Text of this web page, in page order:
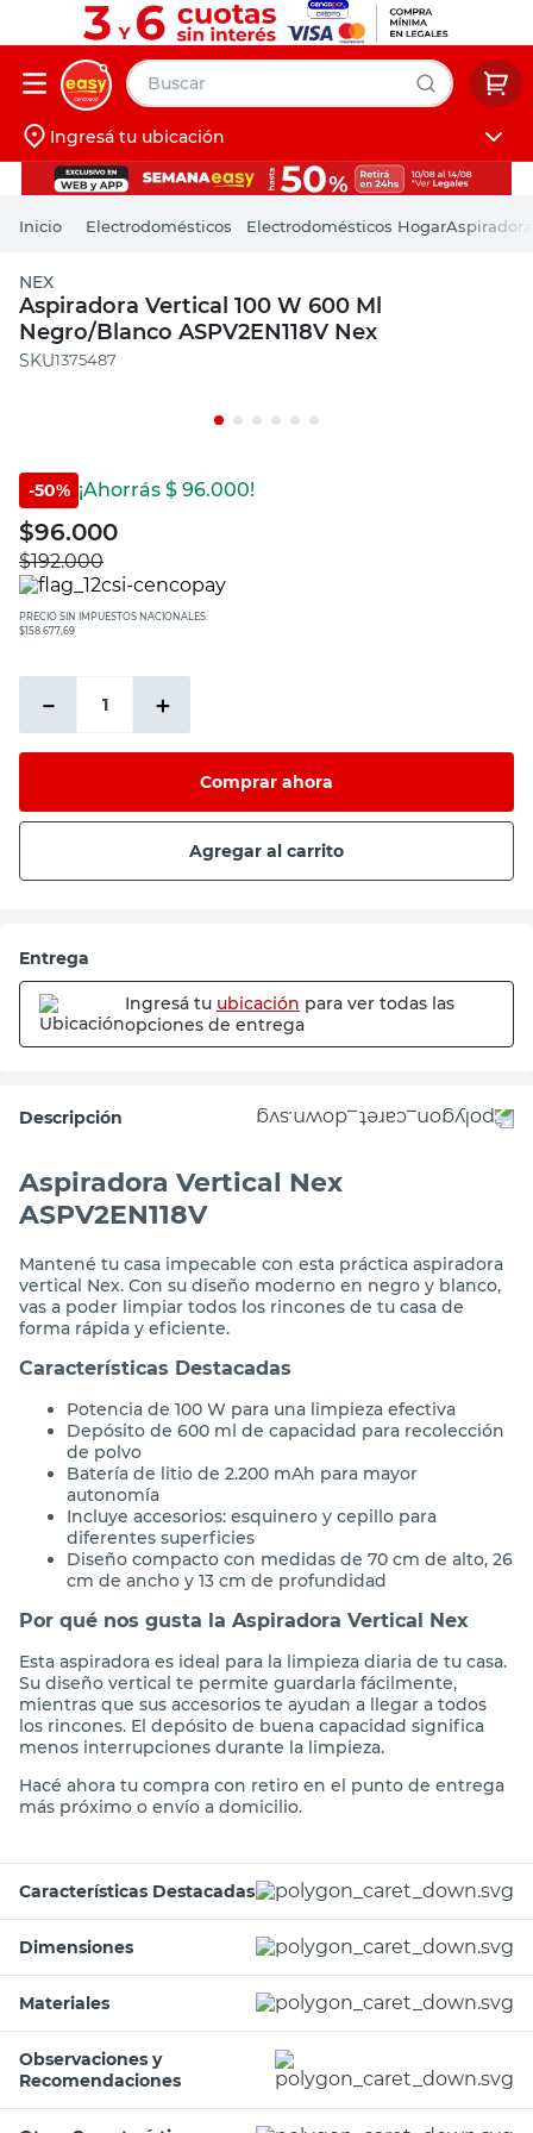
Buscar
Iniciá sesión
Ingresá tu ubicación
Electrodomésticos Electrodomésticos Hogar
NEX
Aspiradora Vertical 100 W 600 Ml
Negro/Blanco ASPV2EN118V Nex
:1375487
-50% ¡Ahorrás $ 96.000!
$96.000
$192.000
PRECIO SIN IMPUESTOS NACIONALES:
$158.677,69
＋
－
Comprar ahora
Agregar al carrito
Entrega
Ingresá tu ubicación para ver todas las
opciones de entrega
Descripción
Aspiradora Vertical Nex
ASPV2EN118V
Mantené tu casa impecable con esta práctica aspiradora
vertical Nex. Con su diseño moderno en negro y blanco,
vas a poder limpiar todos los rincones de tu casa de
forma rápida y eficiente.
Características Destacadas
Potencia de 100 W para una limpieza efectiva
Depósito de 600 ml de capacidad para recolección
de polvo
Batería de litio de 2.200 mAh para mayor
autonomía
Incluye accesorios: esquinero y cepillo para
diferentes superficies
Diseño compacto con medidas de 70 cm de alto, 26
cm de ancho y 13 cm de profundidad
Por qué nos gusta la Aspiradora Vertical Nex
Esta aspiradora es ideal para la limpieza diaria de tu casa.
Su diseño vertical te permite guardarla fácilmente,
mientras que sus accesorios te ayudan a llegar a todos
los rincones. El depósito de buena capacidad significa
menos interrupciones durante la limpieza.
Hacé ahora tu compra con retiro en el punto de entrega
más próximo o envío a domicilio.
Características Destacadas
Dimensiones
Materiales
Observaciones y
Recomendaciones
muebles
pintura
escritorio
placard